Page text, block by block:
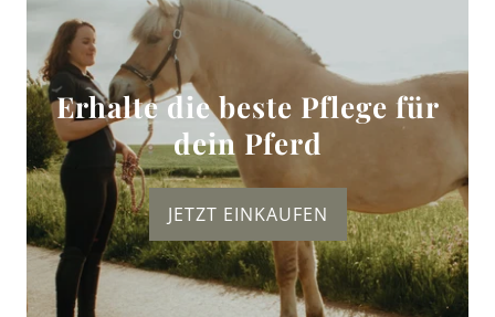
Erhalte die beste Pflege für
dein Pferd
JETZT EINKAUFEN